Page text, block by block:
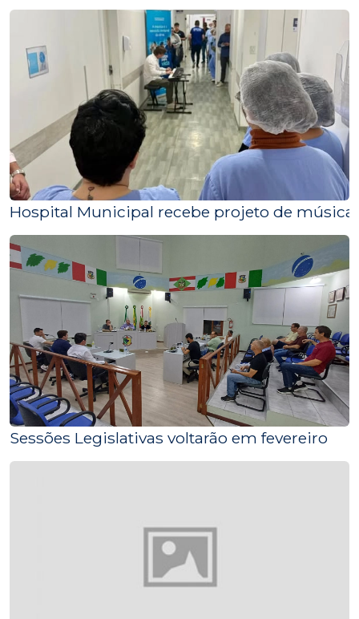
Hospital Municipal recebe projeto de
Sessões Legislativas voltarão em fevereiro